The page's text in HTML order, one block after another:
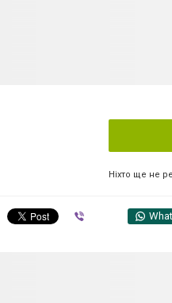
Ніхто ще не